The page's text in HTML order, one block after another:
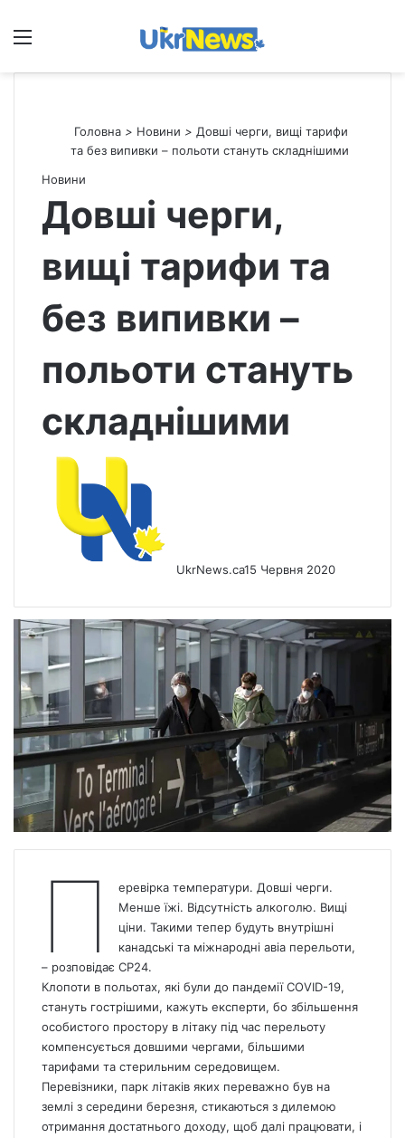
Меню
Головна > Новини > Довші черги, вищі тарифи
та без випивки – польоти стануть складнішими
Новини
Довші черги,
вищі тарифи та
без випивки –
польоти стануть
складнішими
UkrNews.ca15 Червня 2020
П
еревірка температури. Довші черги.
Менше їжі. Відсутність алкоголю. Вищі
ціни. Такими тепер будуть внутрішні
канадські та міжнародні авіа перельоти,
– розповідає СP24.
Клопоти в польотах, які були до пандемії COVID-19,
стануть гострішими, кажуть експерти, бо збільшення
особистого простору в літаку під час перельоту
компенсується довшими чергами, більшими
тарифами та стерильним середовищем.
Перевізники, парк літаків яких переважно був на
землі з середини березня, стикаються з дилемою
отримання достатнього доходу, щоб далі працювати, і